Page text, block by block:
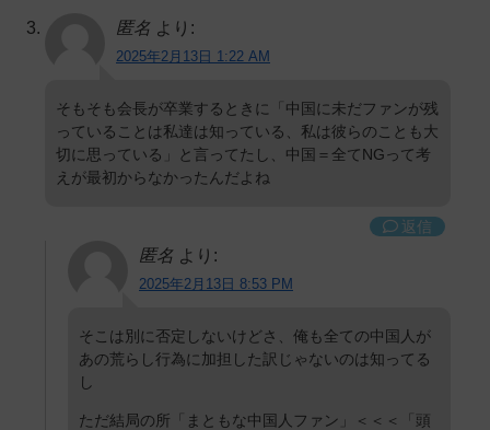
匿名 より:
2025年2月13日 1:22 AM
そもそも会長が卒業するときに「中国に未だファンが残
っていることは私達は知っている、私は彼らのことも大
切に思っている」と言ってたし、中国＝全てNGって考
えが最初からなかったんだよね
返信
匿名 より:
2025年2月13日 8:53 PM
そこは別に否定しないけどさ、俺も全ての中国人が
あの荒らし行為に加担した訳じゃないのは知ってる
し
ただ結局の所「まともな中国人ファン」＜＜＜「頭